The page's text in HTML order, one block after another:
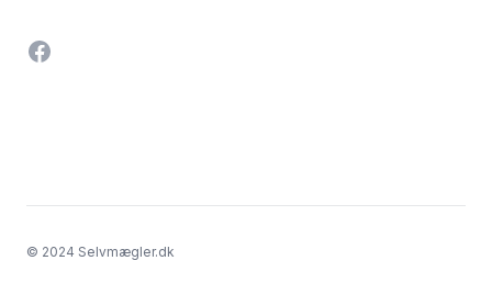
Facebook
© 2024 Selvmægler.dk